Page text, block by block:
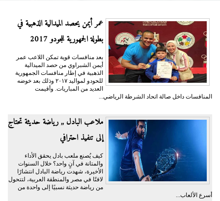
عمر أيمن يحصد الميدالية الذهبية في
بطولة الجمهورية للجودو 2017
بعد منافسات قوية تمكن اللاعب عمر
أيمن الشبراوي من حصد الميدالية
الذهبية في إطار منافسات الجمهورية
للحودو لمواليد ٢٠١٧ وذلك بعد خوضه
العديد من المباريات. وأقيمت
المنافسات داخل صالة اتحاد الشرطة الرياضي...
ملاعب البادل ,, رياضة حديثة تحتاج
إلى تنفيذ احترافي
كيف يُصنع ملعب بادل يحقق الأداء
والمتانة في آنٍ واحد؟ خلال السنوات
الأخيرة، شهدت رياضة البادل انتشارًا
لافتًا في مصر والمنطقة العربية، لتتحول
من رياضة حديثة نسبيًا إلى واحدة من
أسرع الألعاب...